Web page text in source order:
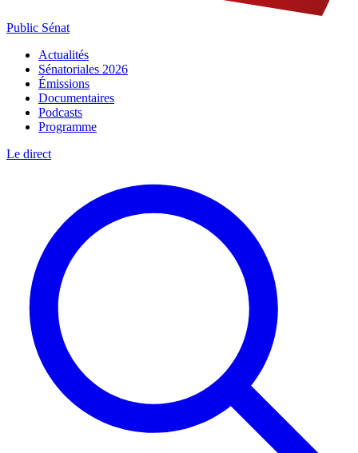
Public Sénat
Actualités
Sénatoriales 2026
Émissions
Documentaires
Podcasts
Programme
Le direct